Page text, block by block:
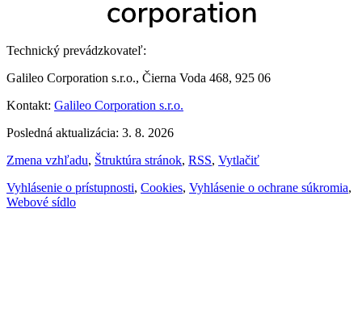
Technický prevádzkovateľ:
Galileo Corporation s.r.o., Čierna Voda 468, 925 06
Kontakt: Galileo Corporation s.r.o.
Posledná aktualizácia: 3. 8. 2026
Zmena vzhľadu, Štruktúra stránok, RSS, Vytlačiť
Vyhlásenie o prístupnosti, Cookies, Vyhlásenie o ochrane súkromia,
Webové sídlo